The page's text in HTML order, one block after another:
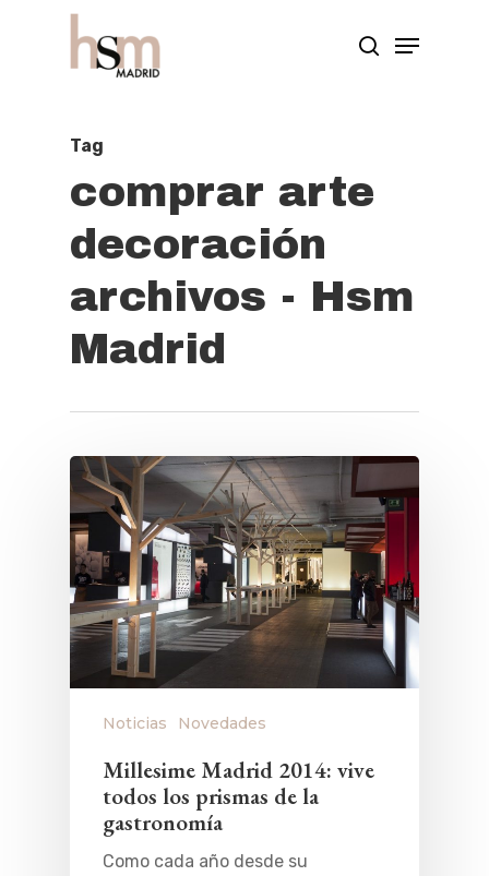
Tag
comprar arte
decoración
archivos - Hsm
Madrid
Noticias Novedades
Millesime Madrid 2014: vive
todos los prismas de la
gastronomía
Como cada año desde su